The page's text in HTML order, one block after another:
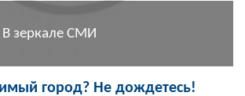
зеркале СМИ
город? Не дождетесь!